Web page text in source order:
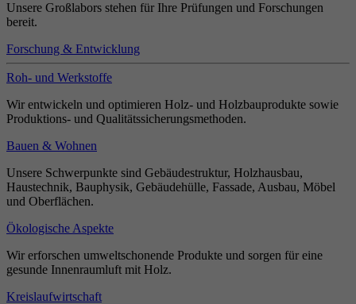
Unsere Großlabors stehen für Ihre Prüfungen und Forschungen
bereit.
Forschung & Entwicklung
Roh- und Werkstoffe
Wir entwickeln und optimieren Holz- und Holzbauprodukte sowie
Produktions- und Qualitätssicherungsmethoden.
Bauen & Wohnen
Unsere Schwerpunkte sind Gebäudestruktur, Holzhausbau,
Haustechnik, Bauphysik, Gebäudehülle, Fassade, Ausbau, Möbel
und Oberflächen.
Ökologische Aspekte
Wir erforschen umweltschonende Produkte und sorgen für eine
gesunde Innenraumluft mit Holz.
Kreislaufwirtschaft